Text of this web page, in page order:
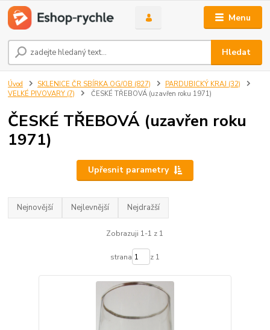
Menu
Hledat
Úvod SKLENICE ČR SBÍRKA OG/OB (827)
PARDUBICKÝ KRAJ (32)
VELKÉ PIVOVARY (7)
ČESKÉ TŘEBOVÁ (uzavřen roku 1971)
ČESKÉ TŘEBOVÁ (uzavřen roku
1971)
Upřesnit parametry
Nejnovější Nejlevnější Nejdražší
Zobrazuji 1-1 z 1
strana z 1